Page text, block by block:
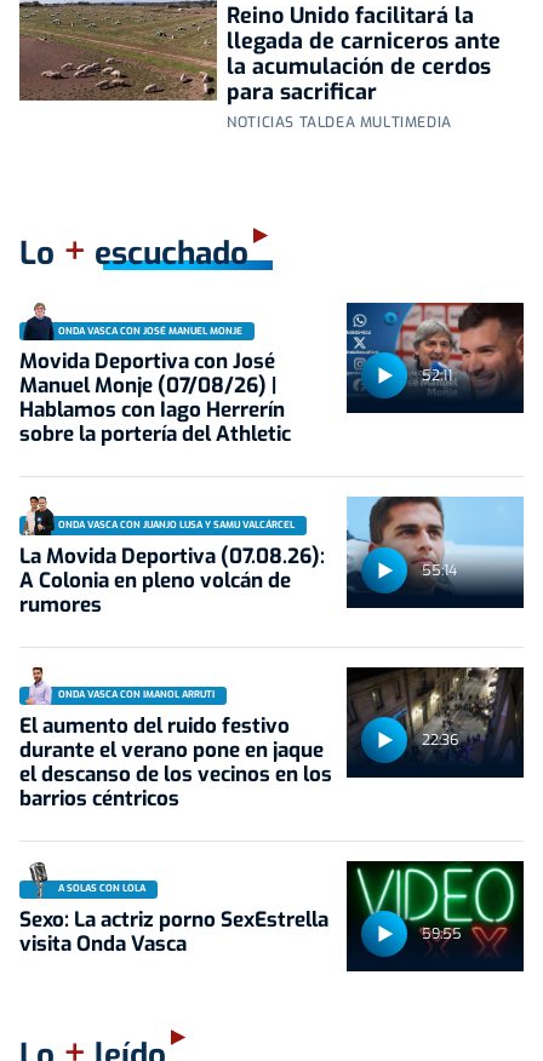
Reino Unido facilitará la
llegada de carniceros ante
la acumulación de cerdos
para sacrificar
NOTICIAS TALDEA MULTIMEDIA
Lo + escuchado
52:11
ONDA VASCA CON JOSÉ MANUEL MONJE
Movida Deportiva con José
Manuel Monje (07/08/26) |
Hablamos con Iago Herrerín
sobre la portería del Athletic
55:14
ONDA VASCA CON JUANJO LUSA Y SAMU VALCÁRCEL
La Movida Deportiva (07.08.26):
A Colonia en pleno volcán de
rumores
22:36
ONDA VASCA CON IMANOL ARRUTI
El aumento del ruido festivo
durante el verano pone en jaque
el descanso de los vecinos en los
barrios céntricos
59:55
A SOLAS CON LOLA
Sexo: La actriz porno SexEstrella
visita Onda Vasca